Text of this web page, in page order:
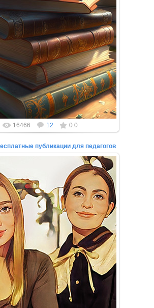
16466 12 0.0
публикации для педагогов
свой инфоурок в напечатанном виде
формате? Вы можете сделать
в одном из наших эле...